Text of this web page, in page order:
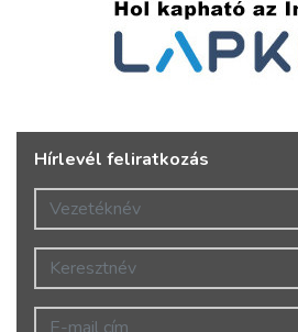
Hírlevél feliratkozás
Vezetéknév
Keresztnév
E-mail cím